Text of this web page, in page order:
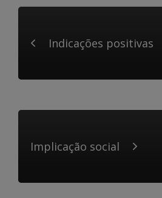
Indicações positivas
Implicação social